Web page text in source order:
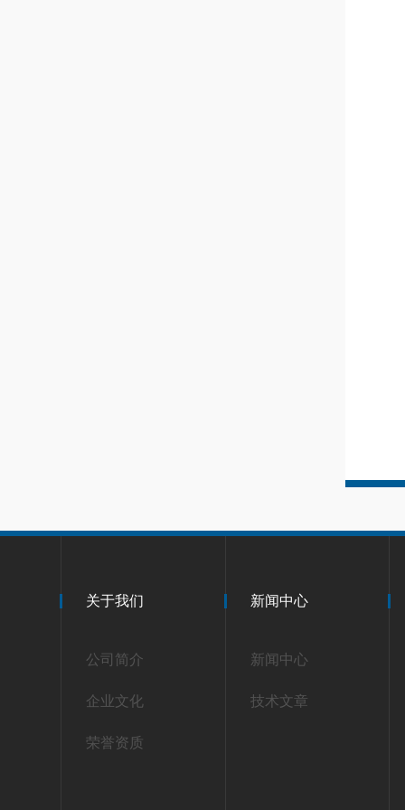
关于我们
公司简介
企业文化
荣誉资质
新闻中心
新闻中心
技术文章